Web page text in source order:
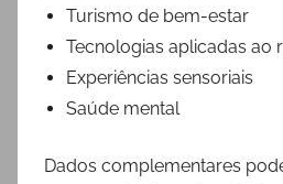
Turismo de bem-estar
Tecnologias aplicadas ao
Experiências sensoriais
Saúde mental
Dados complementares